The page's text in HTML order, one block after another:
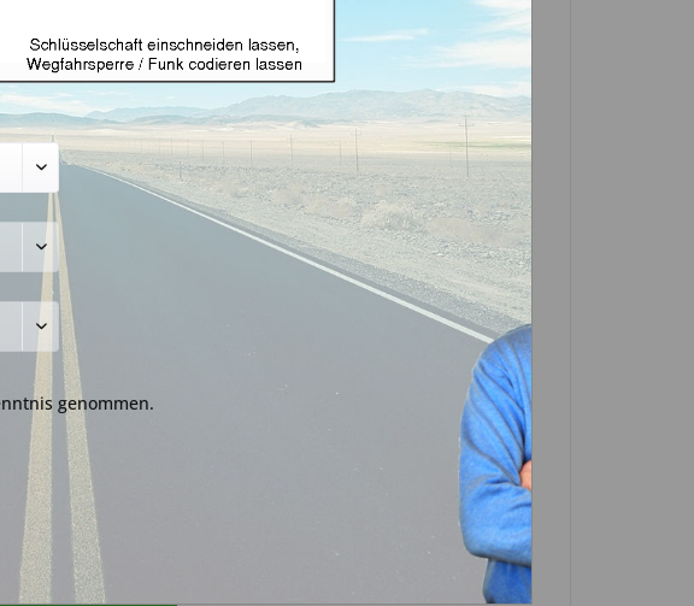
und HU133R (Aftermarket
*
Versandkosten
1-3 Werktage
Warenkorb
Fragen zum Artikel?
anfragen
genommen.